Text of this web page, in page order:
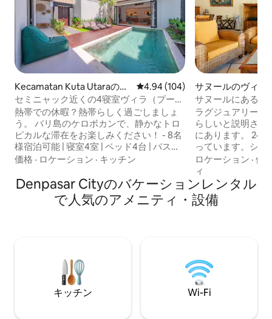
Kecamatan Kuta Utaraのヴ
ィラ
レビュー104件、5つ星中4.94つ
4.94 (104)
セミニャック近くの4寝室ヴィラ（プール
付き）｜Baobab Villas
熱帯での休暇？熱帯らしく過ごしましょ
う。 バリ島のケロボカンで、静かなトロ
ピカルな滞在をお楽しみください！ - 8名
様宿泊可能 | 寝室4室 | ベッド4台 | バスル
ーム4.5室 -プライベート屋外プール＆熱
ルーム - 高速Wi-Fiとスマートテレビ - キ
ッチン、ダイニングテーブル、セルフチ
ェックイン - ペットOK、ファミリー向
で滞在しましょう。トロピカルに。
価格 · ロケーション · キッチン
サヌールのヴィラ
サヌールにあるラ
ルームのヴィラで
ます
ラグジュアリーヴ
らしいと説明され
にあります。 24時間セキュリティが備わ
っています。ショ
ラン、ハウスキ
圏内です。安全
ル、設備の整っ
をご利用いただけ
の無料Wi - Fiライ
のニーズのすべて
対応します
ロケーション ·価
ィ
Denpasar Cityのバケーションレンタル
で人気のアメニティ・設備
キッチン Wi-Fi